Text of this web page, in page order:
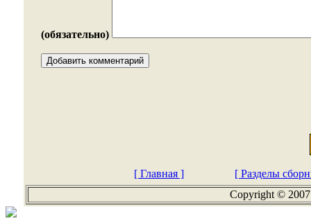
(обязательно)
[ Главная ]
[ Разделы
Copyright ©